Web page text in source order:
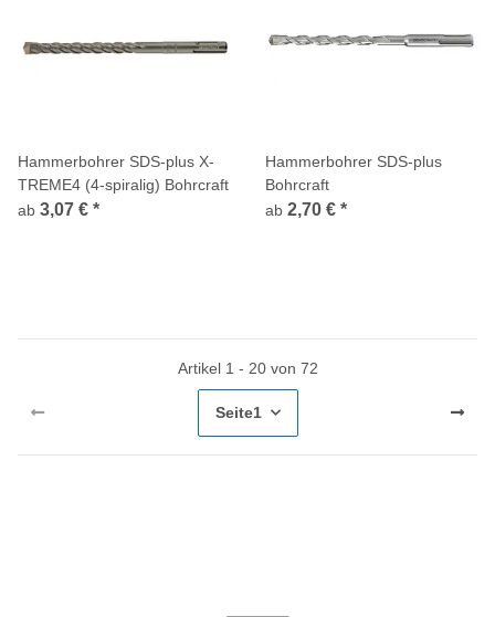
Hammerbohrer SDS-plus X-
TREME4 (4-spiralig) Bohrcraft
ab 3,07 € *
Hammerbohrer SDS-plus
Bohrcraft
ab 2,70 € *
Artikel 1 - 20 von 72
Seite1